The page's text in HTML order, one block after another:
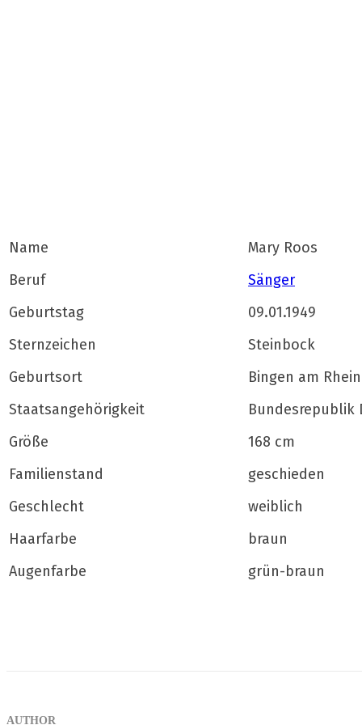
Name
Mary Roos
Beruf
Sänger
Geburtstag
09.01.1949
Sternzeichen
Steinbock
Geburtsort
Bingen am
Staatsangehörigkeit
Bundesrepublik
Größe
168 cm
Familienstand
geschieden
Geschlecht
weiblich
Haarfarbe
braun
Augenfarbe
grün-braun
AUTHOR